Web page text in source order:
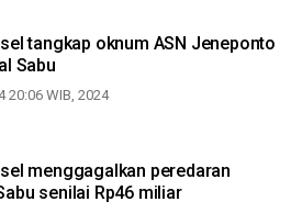
tangkap oknum ASN Jeneponto
Sabu
20:06 WIB, 2024
menggagalkan peredaran
senilai Rp46 miliar